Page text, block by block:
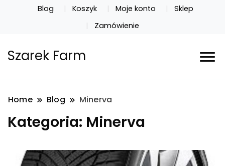
Blog Koszyk Moje konto
Sklep
Zamówienie
Szarek Farm
Home Blog Minerva
Kategoria: Minerva